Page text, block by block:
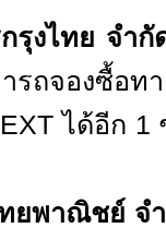
รุงไทย จำ
รถจองซื้อท
ได้อีก 1
ยพาณิชย์ จ